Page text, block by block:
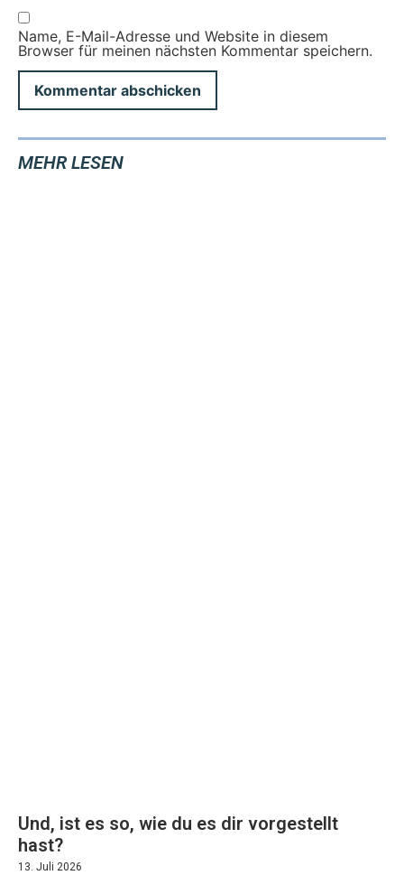
Name, E-Mail-Adresse und Website in diesem
Browser für meinen nächsten Kommentar speichern.
MEHR LESEN
Und, ist es so, wie du es dir vorgestellt
hast?
13. Juli 2026